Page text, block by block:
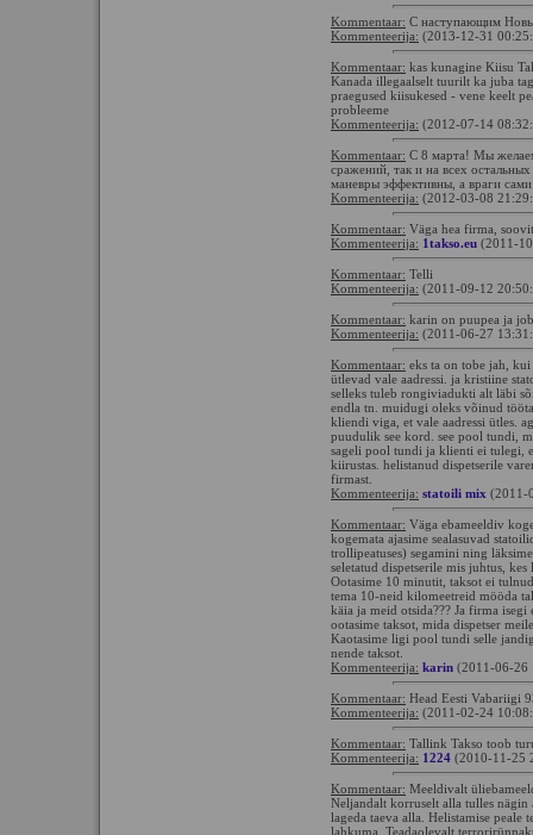
Kommentaar: С наступающим
Kommenteerija: (2013-12-31
Kommentaar: kas kunagine Kiisu
Kanada illegaalselt tuurilt ka juba
praegused kiisukesed - vene keelt
probleeme
Kommenteerija: (2012-07-14
Kommentaar: C 8 марта! Мы
сражений, так и на всех
маневры эффективны, а враги
Kommenteerija: (2012-03-08
Kommentaar: Väga hea firma,
Kommenteerija: 1takso.eu (2011-
Kommentaar: Telli
Kommenteerija: (2011-09-12
Kommentaar: karin on puupea ja
Kommenteerija: (2011-06-27
Kommentaar: eks ta on tobe jah,
ütlevad vale aadressi. ja kristiine
selleks tuleb rongiviadukti alt läbi
endla tn. muidugi oleks võinud
kliendi viga, et vale aadressi ütles.
puudulik see kord. see pool tundi,
sageli pool tundi ja klienti ei tulegi,
kiirustas. helistanud dispetserile
firmast.
Kommenteerija: statoili mix (2011-
Kommentaar: Väga ebameeldiv
kogemata ajasime sealasuvad
trollipeatuses) segamini ning
seletatud dispetserile mis juhtus,
Ootasime 10 minutit, taksot ei
tema 10-neid kilomeetreid mööda
käia ja meid otsida??? Ja firma
ootasime taksot, mida dispetser
Kaotasime ligi pool tundi selle
nende taksot.
Kommenteerija: karin (2011-06-26
Kommentaar: Head Eesti Vabariigi
Kommenteerija: (2011-02-24
Kommentaar: Tallink Takso toob
Kommenteerija: 1224 (2010-11-25
Kommentaar: Meeldivalt
Neljandalt korruselt alla tulles
lageda taeva alla. Helistamise peale
lahkuma. Teadaolevalt